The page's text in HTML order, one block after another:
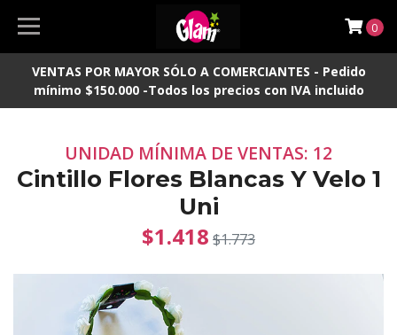
VENTAS POR MAYOR SÓLO A COMERCIANTES - Pedido
mínimo $150.000 -Todos los precios con IVA incluido
0
UNIDAD MÍNIMA DE VENTAS: 12
Cintillo Flores Blancas Y Velo 1
Uni
$1.418 $1.773